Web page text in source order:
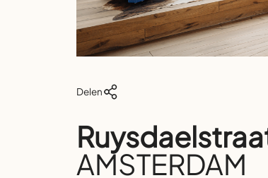
Delen
AMSTERDAM